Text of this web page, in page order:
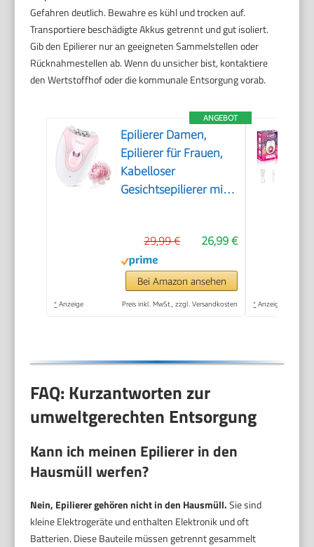
Gefahren deutlich. Bewahre es kühl und trocken auf.
Transportiere beschädigte Akkus getrennt und gut isoliert.
Gib den Epilierer nur an geeigneten Sammelstellen oder
Rücknahmestellen ab. Wenn du unsicher bist, kontaktiere
den Wertstoffhof oder die kommunale Entsorgung vorab.
ANGEBOT
Epilierer Damen,
Epilierer für Frauen,
Kabelloser
Gesichtsepilierer mit
Haarentferner für
Gesicht, Körper,
Achsel, Beine &
Bikinizone
26,99 €
29,99 €
Bei Amazon ansehen
* Anzeige Preis inkl. MwSt., zzgl. Versandkosten * Anzeige
FAQ: Kurzantworten zur
umweltgerechten Entsorgung
Kann ich meinen Epilierer in den
Hausmüll werfen?
Nein, Epilierer gehören nicht in den Hausmüll.Sie sind
kleine Elektrogeräte und enthalten Elektronik und oft
Batterien. Diese Bauteile müssen getrennt gesammelt